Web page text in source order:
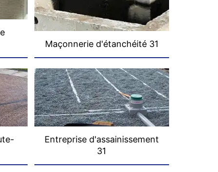
Maçonnerie d'étanchéité 31
Entreprise d'assainissement
31